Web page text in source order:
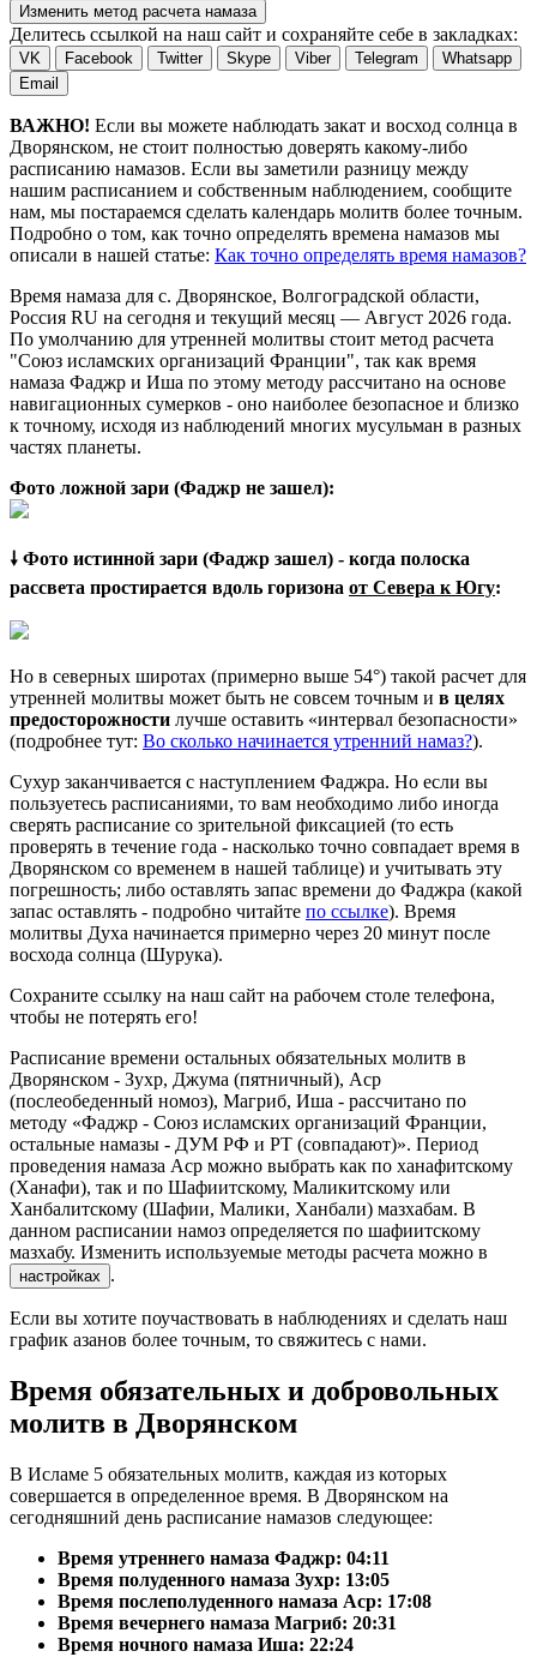
Изменить метод расчета намаза
Делитесь ссылкой на наш сайт и сохраняйте себе в закладках:
VK Facebook Twitter Skype Viber Telegram
Whatsapp
Email
ВАЖНО! Если вы можете наблюдать закат и восход солнца в
Дворянском, не стоит полностью доверять какому-либо
расписанию намазов. Если вы заметили разницу между
нашим расписанием и собственным наблюдением, сообщите
нам, мы постараемся сделать календарь молитв более точным.
Подробно о том, как точно определять времена намазов мы
описали в нашей статье: Как точно определять время намазов?
Время намаза для с. Дворянское, Волгоградской области,
Россия RU на сегодня и текущий месяц — Август 2026 года.
По умолчанию для утренней молитвы стоит метод расчета
"Союз исламских организаций Франции", так как время
намаза Фаджр и Иша по этому методу рассчитано на основе
навигационных сумерков - оно наиболее безопасное и близко
к точному, исходя из наблюдений многих мусульман в разных
частях планеты.
Фото ложной зари (Фаджр не зашел):
🠗 Фото истинной зари (Фаджр зашел) - когда полоска
рассвета простирается вдоль горизона от Севера к Югу:
Но в северных широтах (примерно выше 54°) такой расчет для
утренней молитвы может быть не совсем точным и в целях
предосторожности лучше оставить «интервал безопасности»
(подробнее тут: Во сколько начинается утренний намаз?).
Сухур заканчивается с наступлением Фаджра. Но если вы
пользуетесь расписаниями, то вам необходимо либо иногда
сверять расписание со зрительной фиксацией (то есть
проверять в течение года - насколько точно совпадает время в
Дворянском со временем в нашей таблице) и учитывать эту
погрешность; либо оставлять запас времени до Фаджра (какой
запас оставлять - подробно читайте по ссылке). Время
молитвы Духа начинается примерно через 20 минут после
восхода солнца (Шурука).
Сохраните ссылку на наш сайт на рабочем столе телефона,
чтобы не потерять его!
Расписание времени остальных обязательных молитв в
Дворянском - Зухр, Джума (пятничный), Аср
(послеобеденный номоз), Магриб, Иша - рассчитано по
методу «Фаджр - Союз исламских организаций Франции,
остальные намазы - ДУМ РФ и РТ (совпадают)». Период
проведения намаза Аср можно выбрать как по ханафитскому
(Ханафи), так и по Шафиитскому, Маликитскому или
Ханбалитскому (Шафии, Малики, Ханбали) мазхабам. В
данном расписании намоз определяется по шафиитскому
мазхабу. Изменить используемые методы расчета можно в
настройках .
Если вы хотите поучаствовать в наблюдениях и сделать наш
график азанов более точным, то свяжитесь с нами.
Время обязательных и добровольных
молитв в Дворянском
В Исламе 5 обязательных молитв, каждая из которых
совершается в определенное время. В Дворянском на
сегодняшний день расписание намазов следующее:
Время утреннего намаза Фаджр: 04:11
Время полуденного намаза Зухр: 13:05
Время послеполуденного намаза Аср: 17:08
Время вечернего намаза Магриб: 20:31
Время ночного намаза Иша: 22:24